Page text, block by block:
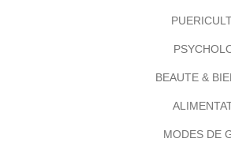
BEAUTE &
MODES DE